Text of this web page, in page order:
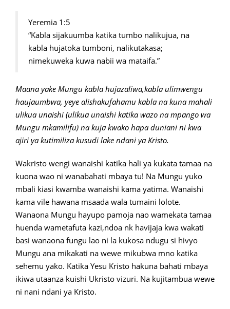
Yeremia 1:5
“Kabla sijakuumba katika tumbo nalikujua, na
kabla hujatoka tumboni, nalikutakasa;
nimekuweka kuwa nabii wa mataifa.”
Maana yake Mungu kabla hujazaliwa,kabla ulimwengu
haujaumbwa, yeye alishakufahamu kabla na kuna mahali
ulikua unaishi (ulikua unaishi katika wazo na mpango wa
Mungu mkamilifu) na kuja kwako hapa duniani ni kwa
ajiri ya kutimiliza kusudi lake ndani ya Kristo.
Wakristo wengi wanaishi katika hali ya kukata tamaa na
kuona wao ni wanabahati mbaya tu! Na Mungu yuko
mbali kiasi kwamba wanaishi kama yatima. Wanaishi
kama vile hawana msaada wala tumaini lolote.
Wanaona Mungu hayupo pamoja nao wamekata tamaa
huenda wametafuta kazi,ndoa nk havijaja kwa wakati
basi wanaona fungu lao ni la kukosa ndugu si hivyo
Mungu ana mikakati na wewe mikubwa mno katika
sehemu yako. Katika Yesu Kristo hakuna bahati mbaya
ikiwa utaanza kuishi Ukristo vizuri. Na kujitambua wewe
ni nani ndani ya Kristo.